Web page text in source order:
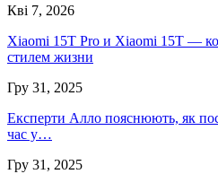
Кві 7, 2026
Xiaomi 15T Pro и Xiaomi 15T —
стилем жизни
Гру 31, 2025
Експерти Алло пояснюють, як
час у…
Гру 31, 2025